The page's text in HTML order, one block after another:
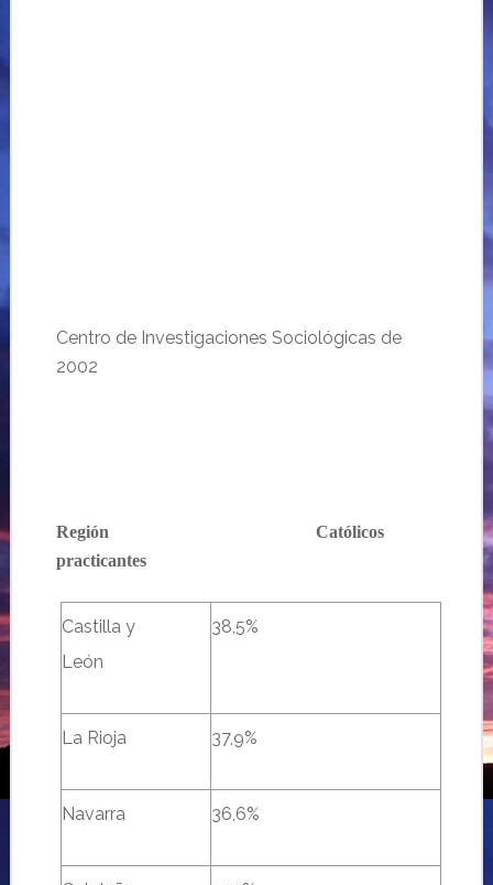
Centro de Investigaciones Sociológicas de
2002
Región
Católicos
practicantes
Castilla y
León
38,5%
La Rioja 37,9%
Navarra 36,6%